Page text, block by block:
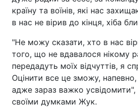
країну та воїнів, які нас
в нас не вірив до кінця, хіба
"Не можу сказати, хто в нас
того, що не вдавалося нікому
передадуть моїх відчуттів, я
Оцінити все це зможу,
адже зараз важко усвідомити",
своїми думками Жук.